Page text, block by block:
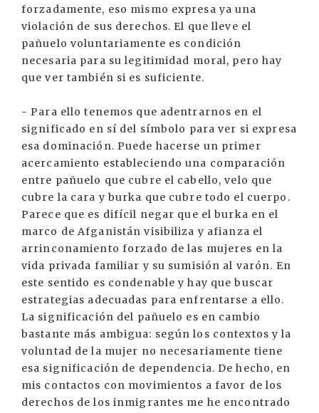
forzadamente, eso mismo expresa ya una
violación de sus derechos. El que lleve el
pañuelo voluntariamente es condición
necesaria para su legitimidad moral, pero hay
que ver también si es suficiente.
- Para ello tenemos que adentrarnos en el
significado en sí del símbolo para ver si expresa
esa dominación. Puede hacerse un primer
acercamiento estableciendo una comparación
entre pañuelo que cubre el cabello, velo que
cubre la cara y burka que cubre todo el cuerpo.
Parece que es difícil negar que el burka en el
marco de Afganistán visibiliza y afianza el
arrinconamiento forzado de las mujeres en la
vida privada familiar y su sumisión al varón. En
este sentido es condenable y hay que buscar
estrategias adecuadas para enfrentarse a ello.
La significación del pañuelo es en cambio
bastante más ambigua: según los contextos y la
voluntad de la mujer no necesariamente tiene
esa significación de dependencia. De hecho, en
mis contactos con movimientos a favor de los
derechos de los inmigrantes me he encontrado